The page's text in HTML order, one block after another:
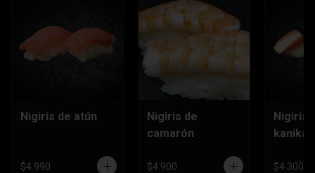
Nigiris de atún
$4.990
Nigiris de
camarón
$4.900
Nigiris
$4.300